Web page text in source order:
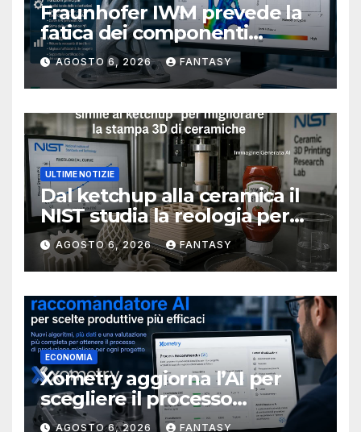
Fraunhofer IWM prevede la
fatica dei componenti
metallici stampati in 3D
AGOSTO 6, 2026 FANTASY
ULTIME NOTIZIE
Dal ketchup alla ceramica il
NIST studia la reologia per
rendere più affidabile la
stampa 3D
AGOSTO 6, 2026 FANTASY
ECONOMIA
Xometry aggiorna l’AI per
scegliere il processo
produttivo più adatto
AGOSTO 6, 2026 FANTASY